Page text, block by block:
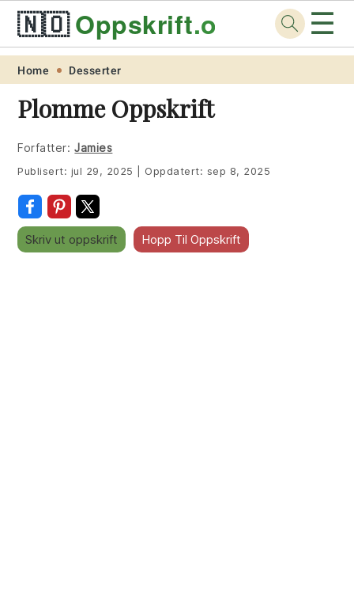
Skip
primary
navigation
Skip
main
content
Skip
primary
sidebar
Skip
footer
🇳🇴Oppskrift.org ☰
Home Desserter
Plomme Oppskrift
Forfatter: Jamies
Publisert: jul 29, 2025 Oppdatert: sep 8, 2025
Skriv ut oppskrift Hopp Til Oppskrift